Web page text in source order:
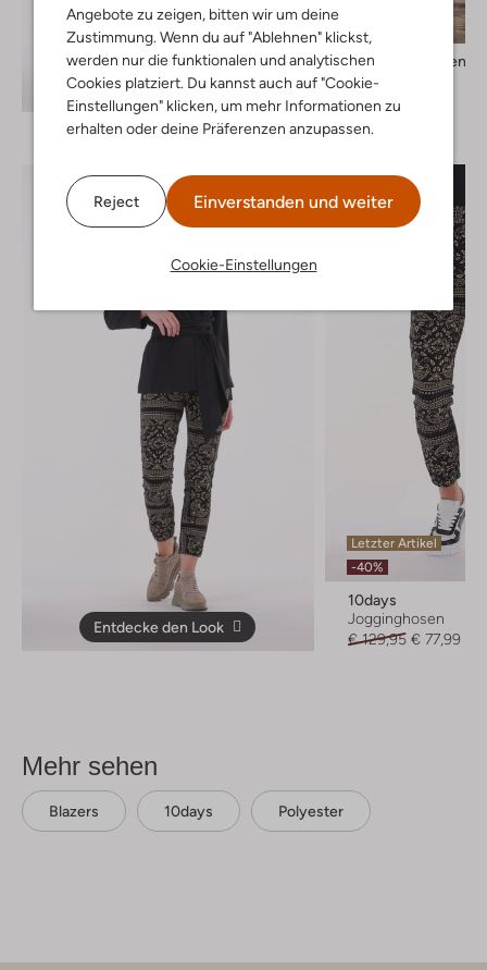
Angebote zu zeigen, bitten wir um deine
Zustimmung. Wenn du auf "Ablehnen" klickst,
werden nur die funktionalen und analytischen
Cookies platziert. Du kannst auch auf "Cookie-
Einstellungen" klicken, um mehr Informationen zu
erhalten oder deine Präferenzen anzupassen.
Reject Einverstanden und weiter
Cookie-Einstellungen
Entdecke den Look
Selected Women
T-shirt
€ 19,99
Entdecke den Look
Letzter Artikel
-40%
10days
Jogginghosen
€ 129,95 € 77,99
Mehr sehen
Blazers 10days Polyester